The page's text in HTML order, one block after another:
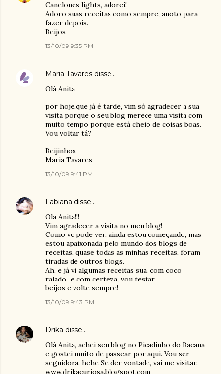
Canelones lights, adorei!
Adoro suas receitas como sempre, anoto para
fazer depois.
Beijos
13/10/09 9:35 PM
Maria Tavares disse…
Olá Anita
por hoje,que já é tarde, vim só agradecer a sua
visita porque o seu blog merece uma visita com
muito tempo porque está cheio de coisas boas.
Vou voltar tá?
Beijinhos
Maria Tavares
13/10/09 9:41 PM
Fabiana disse…
Ola Anita!!!
Vim agradecer a visita no meu blog!
Como vc pode ver, ainda estou começando, mas
estou apaixonada pelo mundo dos blogs de
receitas, quase todas as minhas receitas, foram
tiradas de outros blogs.
Ah, e já vi algumas receitas sua, com coco
ralado...e com certeza, vou testar.
beijos e volte sempre!
13/10/09 9:43 PM
Drika disse…
Olá Anita, achei seu blog no Picadinho do Bacana
e gostei muito de passear por aqui. Vou ser
seguidora. hehe Se der vontade, vai me visitar.
www.drikacuriosa.blogspot.com